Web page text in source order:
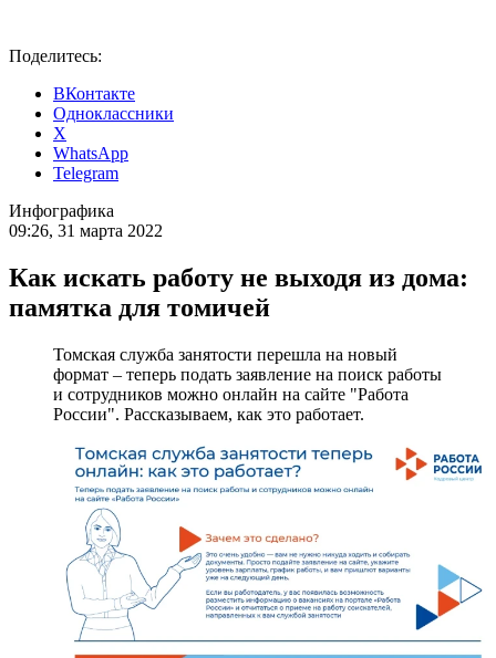
Поделитесь:
ВКонтакте
Одноклассники
X
WhatsApp
Telegram
Инфографика
09:26, 31 марта 2022
Как искать работу не выходя из дома:
памятка для томичей
Томская служба занятости перешла на новый
формат – теперь подать заявление на поиск работы
и сотрудников можно онлайн на сайте "Работа
России". Рассказываем, как это работает.